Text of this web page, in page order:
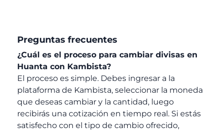
Preguntas frecuentes
¿Cuál es el proceso para cambiar divisas en
Huanta con Kambista?
El proceso es simple. Debes ingresar a la
plataforma de Kambista, seleccionar la moneda
que deseas cambiar y la cantidad, luego
recibirás una cotización en tiempo real. Si estás
satisfecho con el tipo de cambio ofrecido,